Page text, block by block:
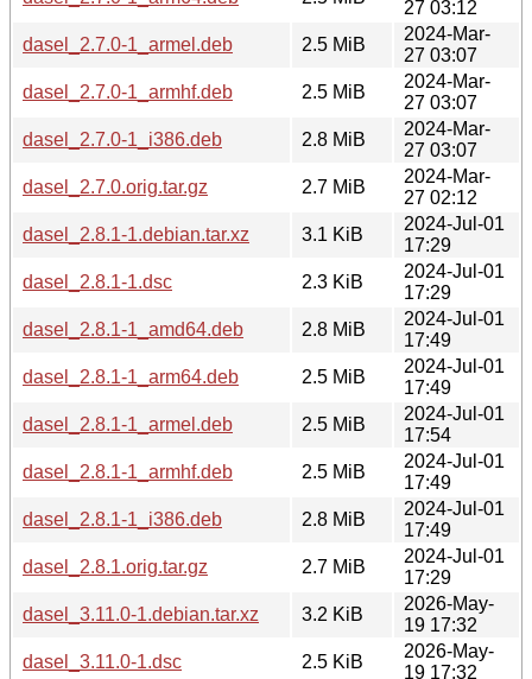
27 03:12
dasel_2.7.0-1_armel.deb
2.5 MiB
2024-Mar-
27 03:07
dasel_2.7.0-1_armhf.deb
2.5 MiB
2024-Mar-
27 03:07
dasel_2.7.0-1_i386.deb
2.8 MiB
2024-Mar-
27 03:07
dasel_2.7.0.orig.tar.gz
2.7 MiB
2024-Mar-
27 02:12
dasel_2.8.1-1.debian.tar.xz
3.1 KiB
2024-Jul-01
17:29
dasel_2.8.1-1.dsc
2.3 KiB
2024-Jul-01
17:29
dasel_2.8.1-1_amd64.deb
2.8 MiB
2024-Jul-01
17:49
dasel_2.8.1-1_arm64.deb
2.5 MiB
2024-Jul-01
17:49
dasel_2.8.1-1_armel.deb
2.5 MiB
2024-Jul-01
17:54
dasel_2.8.1-1_armhf.deb
2.5 MiB
2024-Jul-01
17:49
dasel_2.8.1-1_i386.deb
2.8 MiB
2024-Jul-01
17:49
dasel_2.8.1.orig.tar.gz
2.7 MiB
2024-Jul-01
17:29
dasel_3.11.0-1.debian.tar.xz
3.2 KiB
2026-May-
19 17:32
dasel_3.11.0-1.dsc
2.5 KiB
2026-May-
19 17:32